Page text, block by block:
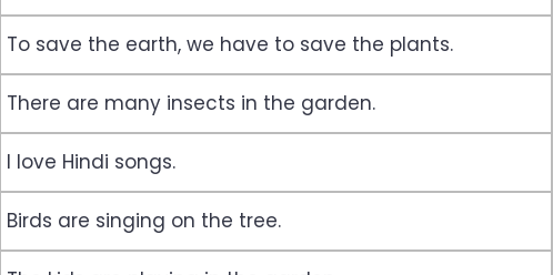
To save the earth, we have to save the plants.
There are many insects in the garden.
I love Hindi songs.
Birds are singing on the tree.